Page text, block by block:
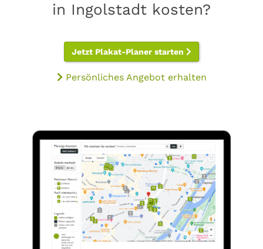
in Ingolstadt kosten?
Jetzt Plakat-Planer starten
Persönliches Angebot erhalten